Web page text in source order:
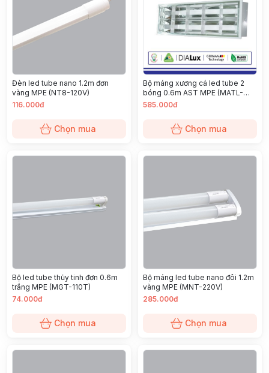
Đèn led tube nano 1.2m đơn
vàng MPE (NT8-120V)
116.000đ
Chọn mua
Bộ máng xương cá led tube 2
bóng 0.6m AST MPE (MATL-
210T)
585.000đ
Chọn mua
Bộ led tube thủy tinh đơn 0.6m
trắng MPE (MGT-110T)
74.000đ
Chọn mua
Bộ máng led tube nano đôi 1.2m
vàng MPE (MNT-220V)
285.000đ
Chọn mua